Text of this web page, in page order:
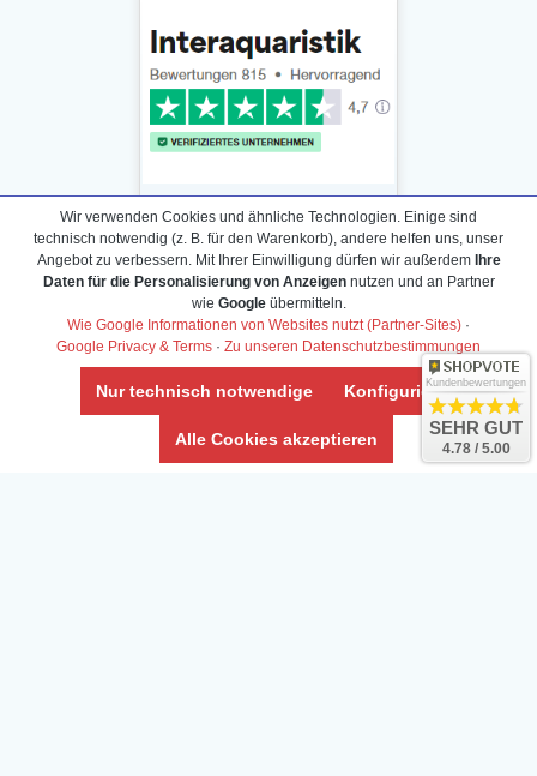
Daten­schutz­erklärung
Widerrufs­recht /Widerrufs­formular
AGB & Info
Impressum
Umwelt und Entsorgung
Vertrag widerrufen
Wir verwenden Cookies und ähnliche Technologien. Einige sind
technisch notwendig (z. B. für den Warenkorb), andere helfen uns, unser
Angebot zu verbessern. Mit Ihrer Einwilligung dürfen wir außerdem Ihre
Daten für die Personalisierung von Anzeigennutzen und an Partner
wie Googleübermitteln.
Wie Google Informationen von Websites nutzt (Partner-Sites) ·
Google Privacy & Terms · Zu unseren Datenschutzbestimmungen
Nur technisch notwendige Konfigurieren
Alle Cookies akzeptieren
Kundenbewertungen
SEHR GUT
4.78 / 5.00